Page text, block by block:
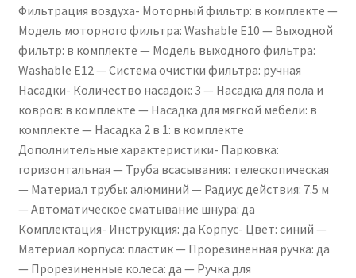
Фильтрация воздуха- Моторный фильтр: в комплекте —
Модель моторного фильтра: Washable E10 — Выходной
фильтр: в комплекте — Модель выходного фильтра:
Washable E12 — Система очистки фильтра: ручная
Насадки- Количество насадок: 3 — Насадка для пола и
ковров: в комплекте — Насадка для мягкой мебели: в
комплекте — Насадка 2 в 1: в комплекте
Дополнительные характеристики- Парковка:
горизонтальная — Труба всасывания: телескопическая
— Материал трубы: алюминий — Радиус действия: 7.5 м
— Автоматическое сматывание шнура: да
Комплектация- Инструкция: да Корпус- Цвет: синий —
Материал корпуса: пластик — Прорезиненная ручка: да
— Прорезиненные колеса: да — Ручка для